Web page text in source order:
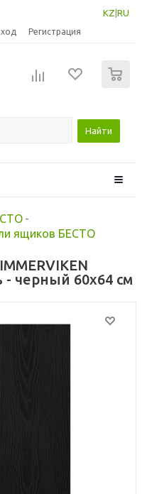
KZ RU
Регистрация
Найти
-
ящиков БЕСТО
черный 60x64 см